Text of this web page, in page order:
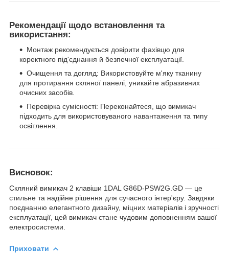
Рекомендації щодо встановлення та
використання:
Монтаж рекомендується довірити фахівцю для
коректного під'єднання й безпечної експлуатації.
Очищення та догляд: Використовуйте м'яку тканину
для протирання скляної панелі, уникайте абразивних
очисних засобів.
Перевірка сумісності: Переконайтеся, що вимикач
підходить для використовуваного навантаження та типу
освітлення.
Висновок:
Скляний вимикач 2 клавіши 1DAL G86D-PSW2G.GD — це
стильне та надійне рішення для сучасного інтер'єру. Завдяки
поєднанню елегантного дизайну, міцних матеріалів і зручності
експлуатації, цей вимикач стане чудовим доповненням вашої
електросистеми.
Приховати